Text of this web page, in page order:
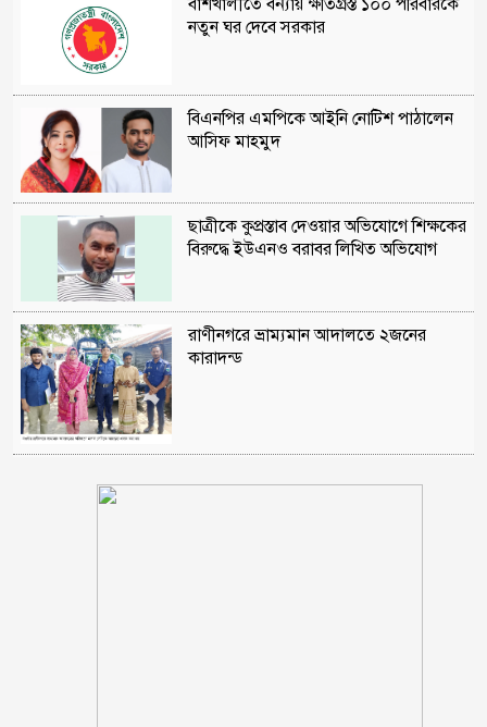
বাঁশখালীতে বন্যায় ক্ষতিগ্রস্ত ১০০ পরিবারকে
নতুন ঘর দেবে সরকার
বিএনপির এমপিকে আইনি নোটিশ পাঠালেন
আসিফ মাহমুদ
ছাত্রীকে কুপ্রস্তাব দেওয়ার অভিযোগে শিক্ষকের
বিরুদ্ধে ইউএনও বরাবর লিখিত অভিযোগ
রাণীনগরে ভ্রাম্যমান আদালতে ২জনের
কারাদন্ড